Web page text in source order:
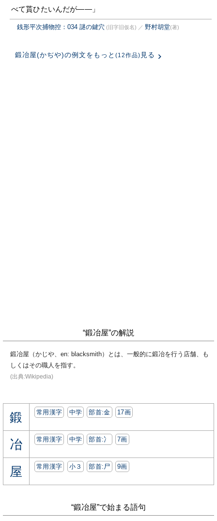
べて貰ひたいんだが——」
銭形平次捕物控：034 謎の鍵穴 (旧字旧仮名) ／ 野村胡堂(著)
鍛冶屋(かぢや)の例文をもっと (12作品) 見る
“鍛冶屋”の解説
鍛冶屋（かじや、en: blacksmith）とは、一般的に鍛冶を行う店舗、も
しくはその職人を指す。
(出典:Wikipedia)
鍛 常用漢字 中学 部首:⾦ 17画
冶 常用漢字 中学 部首:⼎ 7画
屋 常用漢字 小３ 部首:⼫ 9画
“鍛冶屋”で始まる語句